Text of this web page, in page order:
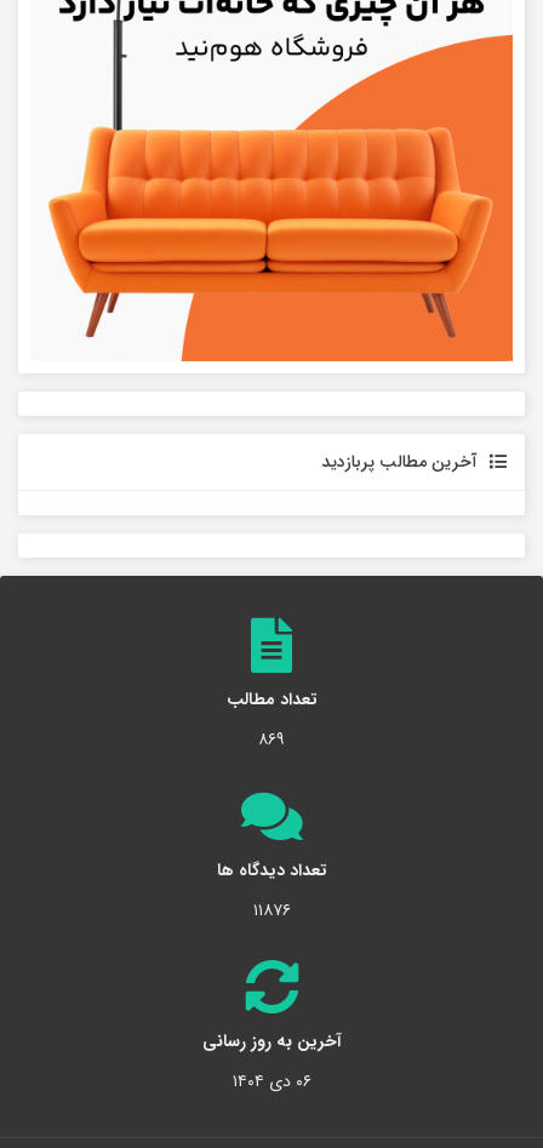
آخرین مطالب پربازدید
تعداد مطالب
۸۶۹
تعداد دیدگاه ها
۱۱۸۷۶
آخرین به روز رسانی
۰۶ دی ۱۴۰۴